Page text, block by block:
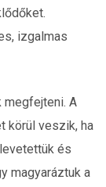
izgalmas
megfejteni. A
körül veszik, ha
és
magyaráztuk a